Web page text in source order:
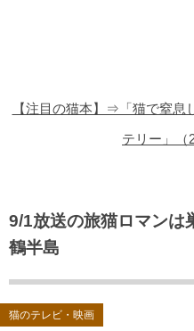
【注目の猫本】⇒「猫で窒息
テリー」（
9/1放送の旅猫ロマンは
鶴半島
猫のテレビ・映画
猫のゲーム・アプリ
猫のフリー写真素材